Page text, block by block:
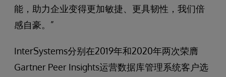
能，助力企业变得更加敏捷、更具韧性，我们倍
感自豪。”
InterSystems分别在2019年和2020年两次荣膺
Gartner Peer Insights运营数据库管理系统客户选